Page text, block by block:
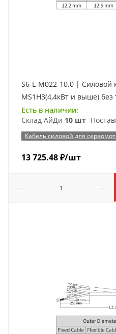
S6-L-M022-10.0 | Силовой
MS1H3(4,4кВт и выше)
Есть в наличии:
Склад АйДи 10 шт
Кабель силовой для
13 725.48₽/шт